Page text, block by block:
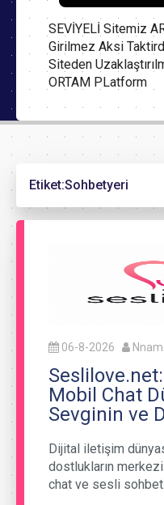
SEVİYELİ Sitemiz
Girilmez Aksi
Siteden
ORTAM PLatform
Etiket:Sohbetyeri
06-8-2026 Nnam
Mobil Chat
Sevginin ve
Dijital iletişim
dostlukların
chat ve sesli